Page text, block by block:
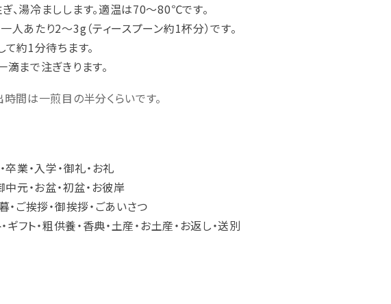
湯冷ましします。適温は70～80℃です。
あたり2～3g（ティースプーン約1杯分）です。
約1分待ちます。
まで注ぎきります。
間は一煎目の半分くらいです。
業・入学・御礼・お礼
中元・お盆・初盆・お彼岸
・ご挨拶・御挨拶・ごあいさつ
ギフト・粗供養・香典・土産・お土産・お返し・送別